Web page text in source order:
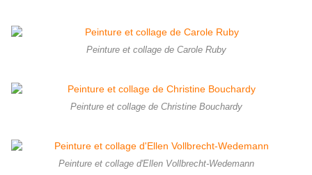
Peinture et collage de Carole Ruby
Peinture et collage de Christine Bouchardy
Peinture et collage d'Ellen Vollbrecht-Wedemann